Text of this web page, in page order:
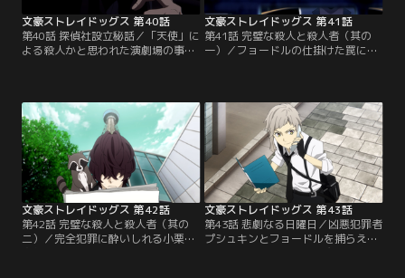
文豪ストレイドッグス 第40話
第40話 探偵社設立秘話／「天使」に
よる殺人かと思われた演劇場の事件
に受け、すっかり調子づいていた。
そして、事情調査に向かうべく一人
で巡査の車に乗り込むのだが…。届
いた凶報に、福沢は思い出す。乱歩
が、もっと大きな事件を暴き出すつ
もりだと…。
文豪ストレイドッグス 第41話
第41話 完璧な殺人と殺人者（其の
一）／フョードルの仕掛けた罠によ
とを誓う。そして、プシュキンから
得た証言と写真を手がかりに、証拠
隠滅の専門家である「隠滅屋」があ
らわれるという展望台へ向かうのだ
った。
文豪ストレイドッグス 第42話
第42話 完璧な殺人と殺人者（其の
二）／完全犯罪に酔いしれる小栗虫
文豪ストレイドッグス 第43話
第43話 悲劇なる日曜日／凶悪犯罪者
プシュキンとフョードルを捕らえた